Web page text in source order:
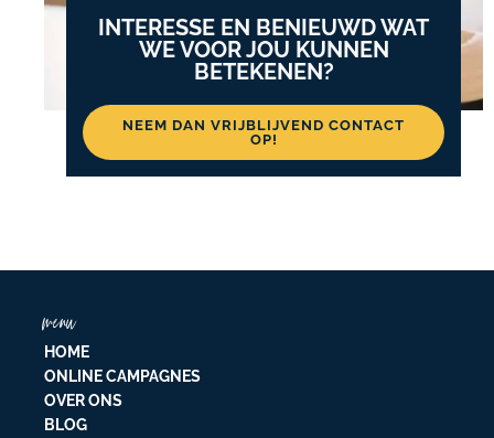
INTERESSE EN BENIEUWD WAT
WE VOOR JOU KUNNEN
BETEKENEN?
NEEM DAN VRIJBLIJVEND CONTACT
OP!
menu
HOME
ONLINE CAMPAGNES
OVER ONS
BLOG